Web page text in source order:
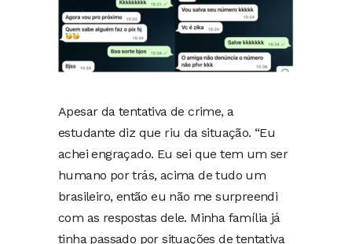
Apesar da tentativa de crime, a
estudante diz que riu da situação. “Eu
achei engraçado. Eu sei que tem um ser
humano por trás, acima de tudo um
brasileiro, então eu não me surpreendi
com as respostas dele. Minha família já
tinha passado por situações de tentativa